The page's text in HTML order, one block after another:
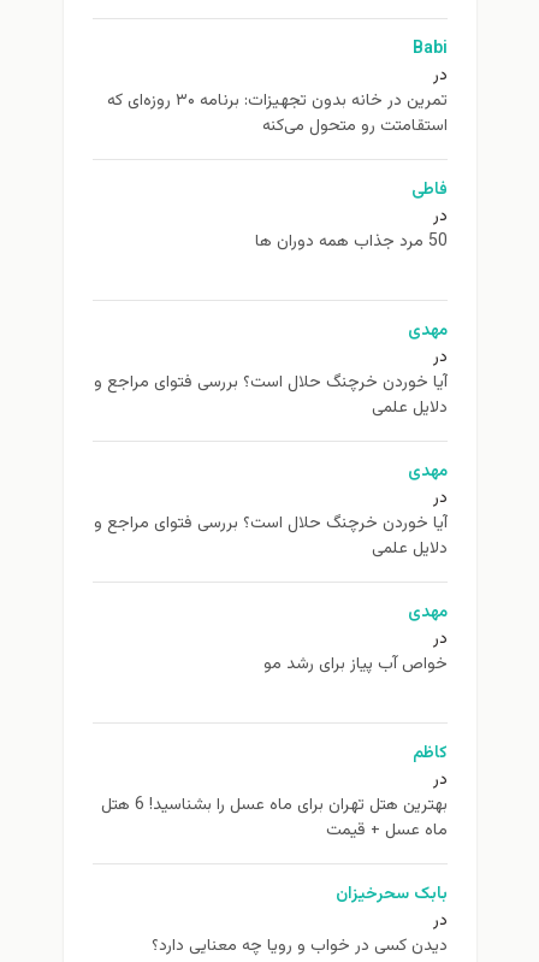
Babi
در
تمرین در خانه بدون تجهیزات: برنامه ۳۰ روزه‌ای که
استقامتت رو متحول می‌کنه
فاطی
در
50 مرد جذاب همه دوران ها
مهدی
در
آیا خوردن خرچنگ حلال است؟ بررسی فتوای مراجع و
دلایل علمی
مهدی
در
آیا خوردن خرچنگ حلال است؟ بررسی فتوای مراجع و
دلایل علمی
مهدی
در
خواص آب پیاز برای رشد مو
کاظم
در
بهترین هتل تهران برای ماه عسل را بشناسید! 6 هتل
ماه عسل + قیمت
بابک سحرخیزان
در
دیدن کسی در خواب و رویا چه معنایی دارد؟